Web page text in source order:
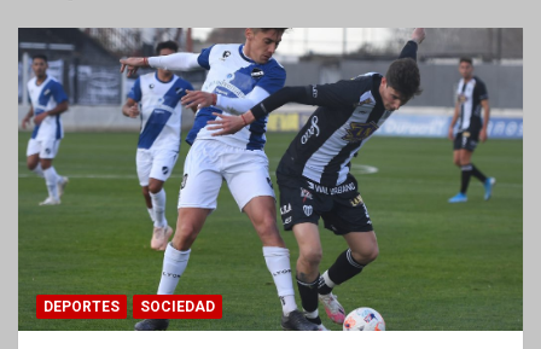
DEPORTES SOCIEDAD